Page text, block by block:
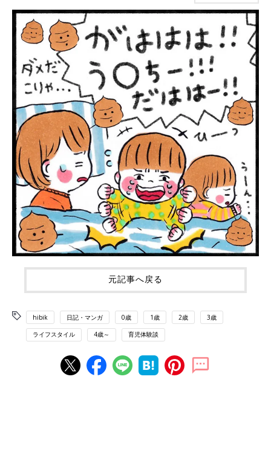
元記事へ戻る
hibik 日記・マンガ 0歳 1歳 2歳 3歳
ライフスタイル 4歳～ 育児体験談